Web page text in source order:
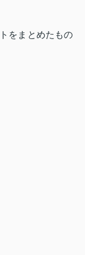
をまとめたもの